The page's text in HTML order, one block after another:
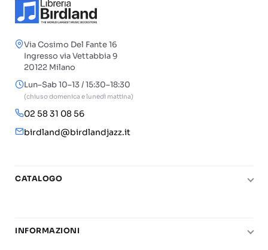
Via Cosimo Del Fante 16
Ingresso via Vettabbia 9
20122 Milano
Lun–Sab 10–13 / 15:30–18:30
(chiuso domenica e lunedì mattina)
02 58 31 08 56
birdland@birdlandjazz.it
CATALOGO
Chitarra
INFORMAZIONI